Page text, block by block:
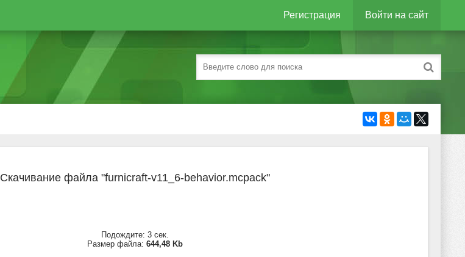
Регистрация Войти на сайт
Скачивание файла "furnicraft-v11_6-behavior.mcpack"
Подождите: 2сек.
Размер файла: 644,48 Kb